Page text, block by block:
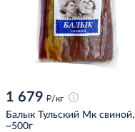
1 679 д/кг
Балык Тульский Мк свиной,
~500г